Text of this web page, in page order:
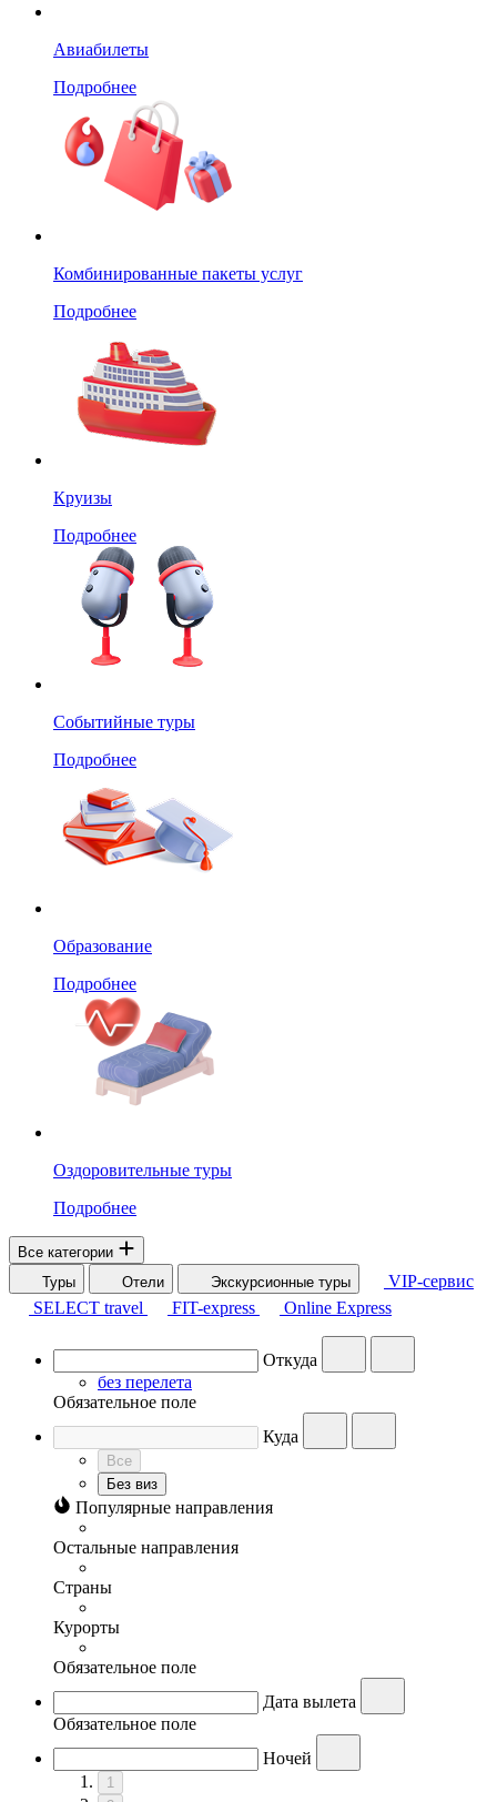
Авиабилеты
Подробнее
Комбинированные пакеты услуг
Подробнее
Круизы
Подробнее
Событийные туры
Подробнее
Образование
Подробнее
Оздоровительные туры
Подробнее
Все категории
Туры
Отели Экскурсионные туры
VIP-сервис
SELECT travel
FIT-express Online Express
Откуда
без перелета
Обязательное поле
Куда
Все
Без виз
Популярные направления
Остальные направления
Страны
Курорты
Обязательное поле
Дата вылета
Обязательное поле
Ночей
1